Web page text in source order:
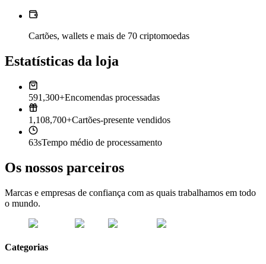
Cartões, wallets e mais de 70 criptomoedas
Estatísticas da loja
591,300+Encomendas processadas
1,108,700+Cartões-presente vendidos
63sTempo médio de processamento
Os nossos parceiros
Marcas e empresas de confiança com as quais trabalhamos em todo
o mundo.
Categorias